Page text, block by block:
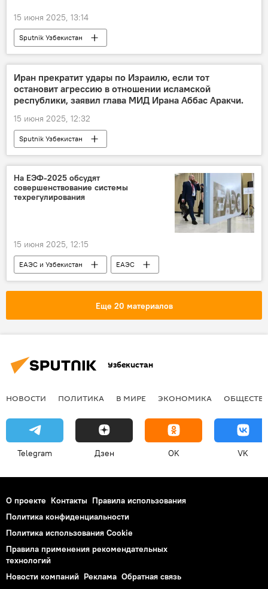
15 июня 2025, 13:14
Sputnik Узбекистан
Иран прекратит удары по Израилю, если тот
остановит агрессию в отношении исламской
республики, заявил глава МИД Ирана Аббас Аракчи.
15 июня 2025, 12:32
Sputnik Узбекистан
На ЕЭФ-2025 обсудят
совершенствование системы
техрегулирования
15 июня 2025, 12:15
ЕАЭС и Узбекистан
ЕАЭС
Узбекистан и ЕАЭС: перспективы возможной интеграции
Еще 20 материалов
Узбекистан
НОВОСТИ ПОЛИТИКА В МИРЕ ЭКОНОМИКА
Telegram Дзен OK VK
О проекте Контакты Правила использования
Политика конфиденциальности
Политика использования Cookie
Правила применения рекомендательных
технологий
Новости компаний Реклама Обратная связь